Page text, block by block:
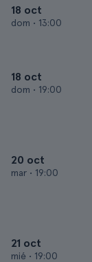
18 oct
dom • 13:00
18 oct
dom • 19:00
20 oct
mar • 19:00
21 oct
mié • 19:00